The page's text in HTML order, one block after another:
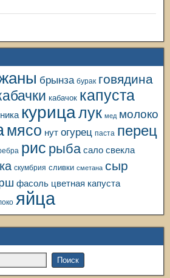
брынза бурак говядина
кабачок капуста
курицалук мед молоко
мясо нут огурец паста перец
рис рыба сало свекла
скумбрия сливки сметана сыр
фасоль цветная капуста
яйца